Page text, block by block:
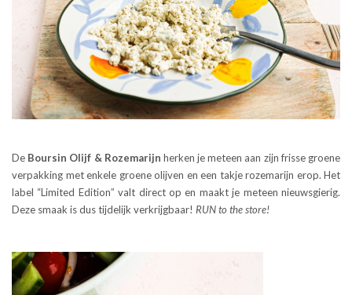
De Boursin Olijf & Rozemarijn herken je meteen aan zijn frisse groene
verpakking met enkele groene olijven en een takje rozemarijn erop. Het
label “Limited Edition” valt direct op en maakt je meteen nieuwsgierig.
Deze smaak is dus tijdelijk verkrijgbaar! RUN to the store!